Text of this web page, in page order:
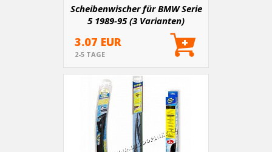
Scheibenwischer für BMW Serie
5 1989-95 (3 Varianten)
3.07 EUR
2-5 TAGE